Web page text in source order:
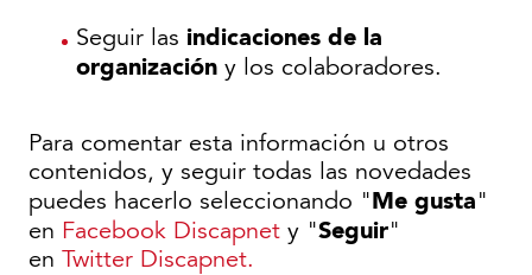
Seguir las indicaciones de la
organización y los colaboradores.
Para comentar esta información u otros
contenidos, y seguir todas las novedades
puedes hacerlo seleccionando "Me gusta"
en Facebook Discapnet y "Seguir"
en Twitter Discapnet.